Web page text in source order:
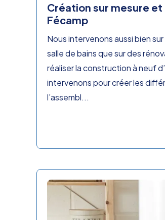
Création sur mesure
Fécamp
Nous intervenons aussi bien
salle de bains que sur des
réaliser la construction à neuf
intervenons pour créer les
l’assembl...